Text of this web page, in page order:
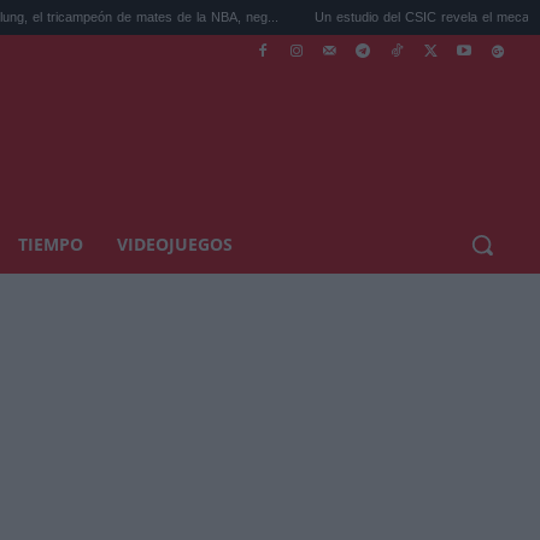
de mates de la NBA, neg... Un estudio del CSIC revela el mecanismo biológico
TIEMPO VIDEOJUEGOS